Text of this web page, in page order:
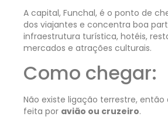
A capital, Funchal, é o ponto de
dos viajantes e concentra boa
infraestrutura turística, hotéis,
mercados e atrações culturais.
Como chegar:
Não existe ligação terrestre, então
feita por avião ou cruzeiro.